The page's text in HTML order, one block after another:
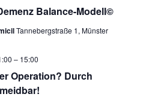
Balance-Modell©
Tannebergstraße 1, Münster
Operation? Durch
– 15:00